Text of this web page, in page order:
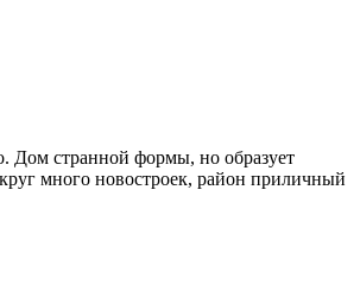
Дом странной формы, но образует
много новостроек, район приличный